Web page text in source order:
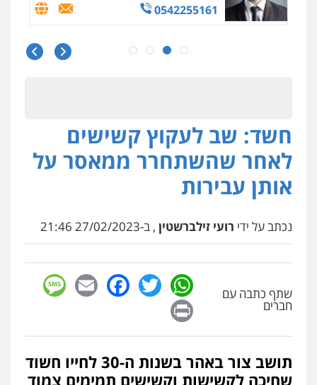
0522763105
עו"ד שלומי שרון
עו"ד אלון קריטי
כלכלי אלימות
0525544654
פלילי פשיעה חמורה מעצרים וחקירות
קטינים
עו"ד שלי גורביץ – לוי
משפט פלילי
וחקירות צבאי
משרד עורכי דין חן ברוך
חשד: שב לעקוץ קשישים
לאחר שהשתחרר ממאסר על
אותן עבירות
נכתב על ידי רועי זילברשטין , ב-27/02/2023 21:46
שתף כתבה עם
חברים
WhatsApp
Twitter
Facebook
Email
תושב צור באהר בשנות ה-30 לחייו חשוד
שחיכה לקשישות וקשישים תמימים צמוד